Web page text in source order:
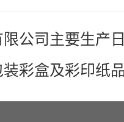
公司主要生产
彩盒及彩印纸品